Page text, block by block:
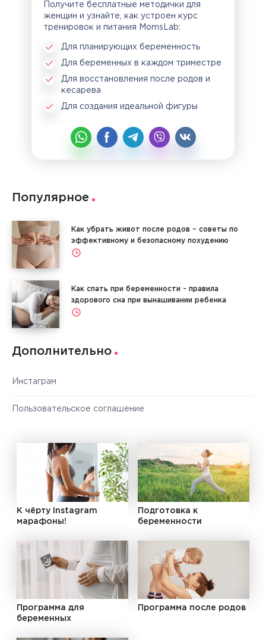
Получите бесплатные методички для
женщин и узнайте, как устроен курс
тренировок и питания MomsLab:
Для планирующих беременность
Для беременных в каждом триместре
Для восстановления после родов и
кесарева
Для создания идеальной фигуры
Популярное
Как убрать живот после родов – советы по
эффективному и безопасному похудению
Как спать при беременности - правила
здорового сна при вынашивании ребенка
Дополнительно
Инстаграм
Пользовательское соглашение
К чёрту Instagram
марафоны!
Подготовка к
беременности
Программа для
беременных
Программа после родов